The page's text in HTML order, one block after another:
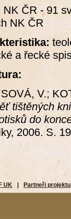
NK ČR - 91
NK ČR
a řecké
V.;
tištěných
do
2006. S.
UK Partneři projektu